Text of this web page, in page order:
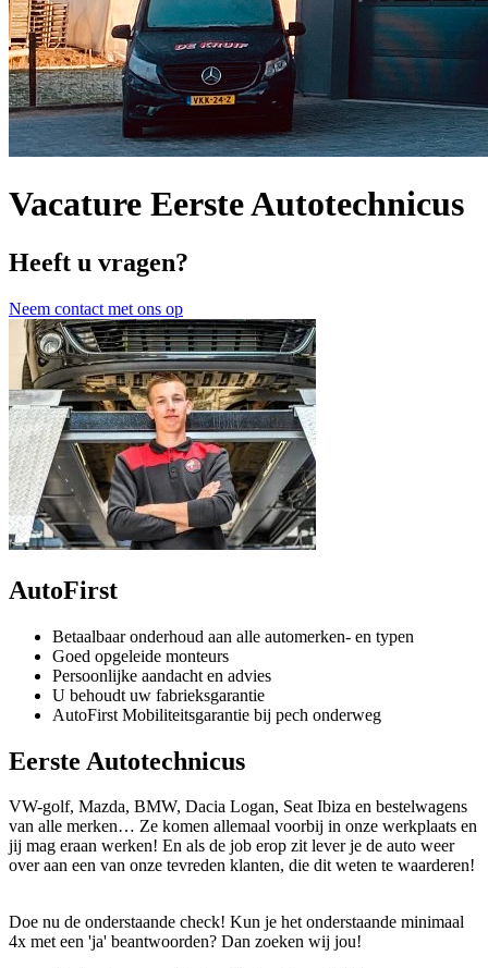
Vacature Eerste Autotechnicus
Heeft u vragen?
Neem contact met ons op
AutoFirst
Betaalbaar onderhoud aan alle automerken- en typen
Goed opgeleide monteurs
Persoonlijke aandacht en advies
U behoudt uw fabrieksgarantie
AutoFirst Mobiliteitsgarantie bij pech onderweg
Eerste Autotechnicus
VW-golf, Mazda, BMW, Dacia Logan, Seat Ibiza en bestelwagens
van alle merken… Ze komen allemaal voorbij in onze werkplaats en
jij mag eraan werken! En als de job erop zit lever je de auto weer
over aan een van onze tevreden klanten, die dit weten te waarderen!
Doe nu de onderstaande check! Kun je het onderstaande minimaal
4x met een 'ja' beantwoorden? Dan zoeken wij jou!